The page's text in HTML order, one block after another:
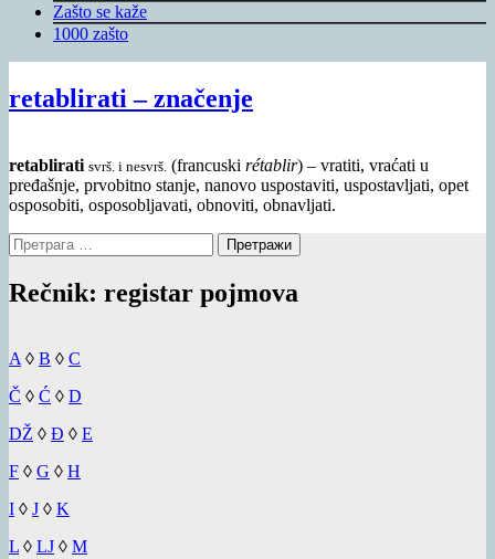
Zašto se kaže
1000 zašto
retablirati – značenje
retablirati svrš. i nesvrš. (francuski rétablir) – vratiti, vraćati u
pređašnje, prvobitno stanje, nanovo uspostaviti, uspostavljati, opet
osposobiti, osposobljavati, obnoviti, obnavljati.
Претрага
за:
Rečnik: registar pojmova
A◊ B ◊ C
Č ◊ Ć ◊ D
DŽ ◊ Đ ◊ E
F ◊ G ◊ H
I ◊ J ◊ K
L ◊ LJ ◊ M